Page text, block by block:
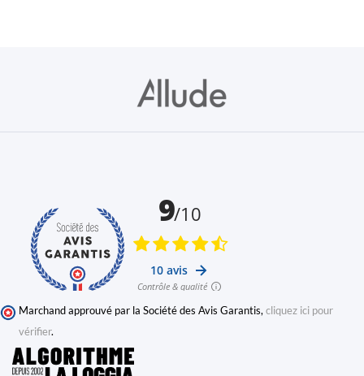
Marchand approuvé par la Société des Avis Garantis, cliquez ici pour
vérifier.